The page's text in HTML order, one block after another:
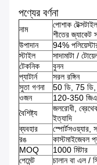
পণ্যের বর্ণনা
নাম
পোশাক
শীতের জ্যাকেট
উপাদান
94%
স্টাইল
সাদামাটা /
টেকনিক
বুনন
প্যাটার্ন
সরল রঙ্গিন
সুতা গণনা
50 ডি, 75 ডি,
ওজন
120-350
বৈশিষ্ট্য
জলরোধী,
ইত্যাদি
ব্যবহার
স্পোর্টসওয়্যার,
রঙ
কাস্টমাইজেবল
MOQ
1000 মিটার
পেমেন্ট
চালান বা এল /